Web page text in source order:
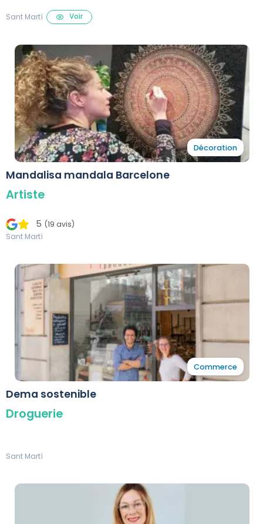
Sant Martí Voir
Décoration
Mandalisa mandala Barcelone
Artiste
5 (19 avis)
Sant Martí
Commerce
Dema sostenible
Droguerie
Sant Martí